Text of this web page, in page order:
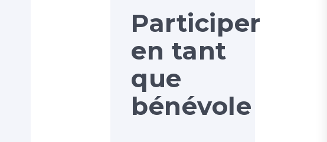
Participer
en tant
que
bénévole